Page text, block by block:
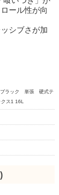
ール性が向
シブさが加
ラック 単張 硬式テ
ス1 16L